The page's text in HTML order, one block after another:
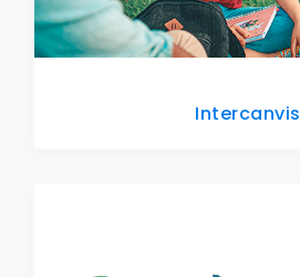
Intercanvis